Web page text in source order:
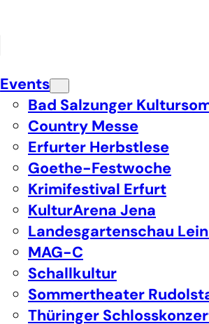
Events
Bad Salzunger
Country Messe
Erfurter Herbstlese
Goethe-Festwoche
Krimifestival Erfurt
KulturArena Jena
Landesgartenschau
MAG-C
Schallkultur
Sommertheater
Thüringer